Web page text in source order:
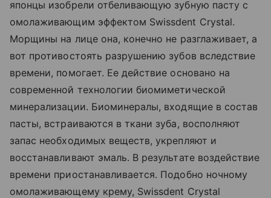
японцы изобрели отбеливающую зубную пасту с
омолаживающим эффектом Swissdent Crystal.
Морщины на лице она, конечно не разглаживает, а
вот противостоять разрушению зубов вследствие
времени, помогает. Ее действие основано на
современной технологии биомиметической
минерализации. Биоминералы, входящие в состав
пасты, встраиваются в ткани зуба, восполняют
запас необходимых веществ, укрепляют и
восстанавливают эмаль. В результате воздействие
времени приостанавливается. Подобно ночному
омолаживающему крему, Swissdent Crystal